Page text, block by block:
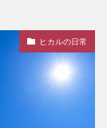
ヒカルの日常